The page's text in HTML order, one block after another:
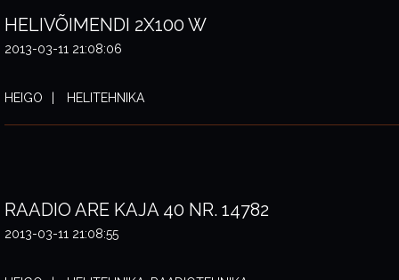
HELIVÕIMENDI 2X100 W
2013-03-11 21:08:06
HEIGO HELITEHNIKA
RAADIO ARE KAJA 40 NR. 14782
2013-03-11 21:08:55